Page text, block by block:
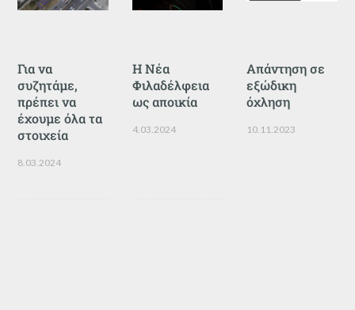
Για να
συζητάμε,
πρέπει να
έχουμε όλα τα
στοιχεία
8.03.2024
Η Νέα
Φιλαδέλφεια
ως αποικία
4.03.2024
Απάντηση σε
εξώδικη
όχληση
10.11.2023